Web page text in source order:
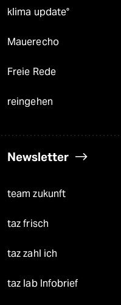
klima update°
Mauerecho
Freie Rede
reingehen
Newsletter
team zukunft
taz frisch
taz zahl ich
taz lab Infobrief